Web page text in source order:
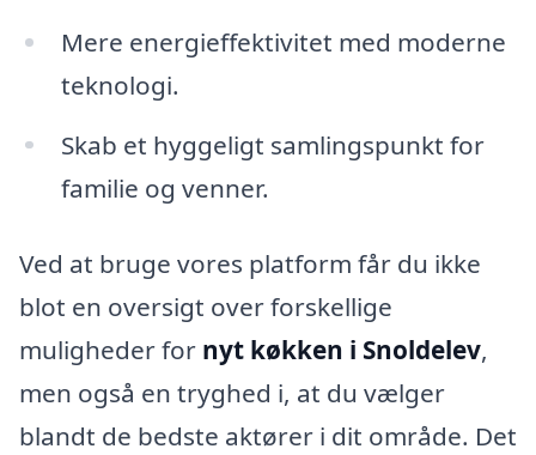
Mere energieffektivitet med moderne
teknologi.
Skab et hyggeligt samlingspunkt for
familie og venner.
Ved at bruge vores platform får du ikke
blot en oversigt over forskellige
muligheder for nyt køkken i Snoldelev,
men også en tryghed i, at du vælger
blandt de bedste aktører i dit område. Det